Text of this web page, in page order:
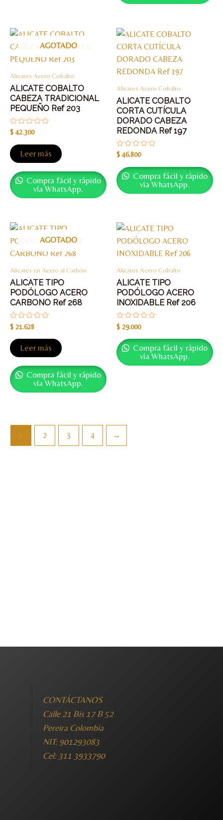
AGOTADO
Alicates Acero Cobalto
ALICATE COBALTO
CABEZA TRADICIONAL
PEQUEÑO Ref 203
Valorado
con
de
5
$42.300
Leer más
Compra fácil y rápido
vía WhatsApp.
Alicates Acero Cobalto
ALICATE COBALTO
CORTA CUTÍCULA
DORADO CABEZA
REDONDA Ref 197
Valorado
con
de
5
$46.800
Compra fácil y rápido
vía WhatsApp.
AGOTADO
Alicates en Acero al Carbón
ALICATE TIPO
PODÓLOGO ACERO
CARBONO Ref 268
Valorado
con
de
5
$ 21.628
Leer más
Compra fácil y rápido
vía WhatsApp.
Alicates Acero Cobalto
ALICATE TIPO
PODÓLOGO ACERO
INOXIDABLE Ref 206
Valorado
con
de
5
$ 29.000
Compra fácil y rápido
vía WhatsApp.
2 3 4 →
CONTÁCTANOS
Calle 21 Bis 17 B 52
Pereira Colombia
NIT: 901293083
Cel: 311 3933790